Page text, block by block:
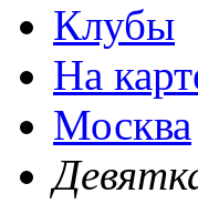
Клубы
На
Москва